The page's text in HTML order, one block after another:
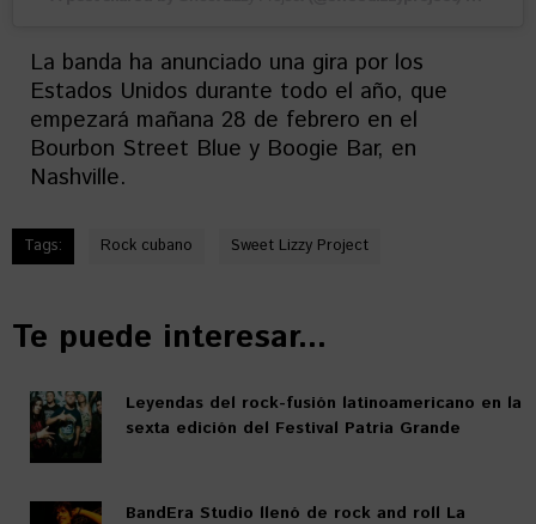
La banda ha anunciado una gira por los
Estados Unidos durante todo el año, que
empezará mañana 28 de febrero en el
Bourbon Street Blue y Boogie Bar, en
Nashville.
Tags: Rock cubano Sweet Lizzy Project
Te puede interesar...
Leyendas del rock-fusión latinoamericano en la
sexta edición del Festival Patria Grande
BandEra Studio llenó de rock and roll La